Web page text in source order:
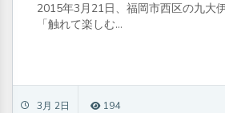
2015年3月21日、福岡市西区の九大
「触れて楽しむ...
3月 2日 194